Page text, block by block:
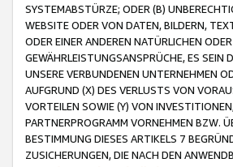
SYSTEMABSTÜRZE; ODER (B)
WEBSITE ODER VON DATEN, BILDERN,
ODER EINER ANDEREN NATÜRLICHEN
GEWÄHRLEISTUNGSANSPRÜCHE, ES SEIN
UNSERE VERBUNDENEN UNTERNEHMEN
AUFGRUND (X) DES VERLUSTS VON
VORTEILEN SOWIE (Y) VON
PARTNERPROGRAMM VORNEHMEN BZW.
BESTIMMUNG DIESES ARTIKELS 7
ZUSICHERUNGEN, DIE NACH DEN